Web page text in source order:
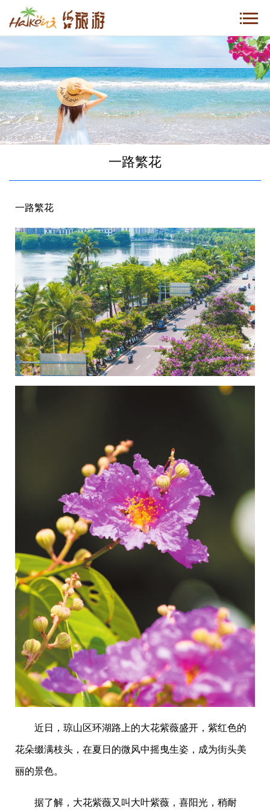
一路繁花
一路繁花
近日，琼山区环湖路上的大花紫薇盛开，紫红色的
花朵缀满枝头，在夏日的微风中摇曳生姿，成为街头美
丽的景色。
据了解，大花紫薇又叫大叶紫薇，喜阳光，稍耐